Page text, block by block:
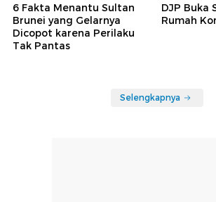
6 Fakta Menantu Sultan
Brunei yang Gelarnya
Dicopot karena Perilaku
Tak Pantas
DJP Buka
Rumah
Selengkapnya